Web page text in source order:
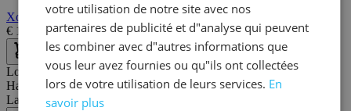
Xoxo Lips
€ 11,00 €55,00
Longueur:
Hauteur:
Largeur/profondeur:
votre utilisation de notre site avec nos
partenaires de publicité et d"analyse qui peuvent
les combiner avec d"autres informations que
vous leur avez fournies ou qu"ils ont collectées
lors de votre utilisation de leurs services. En
savoir plus